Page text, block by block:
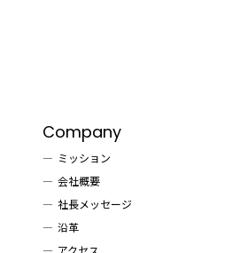
Company
ミッション
会社概要
社長メッセージ
沿革